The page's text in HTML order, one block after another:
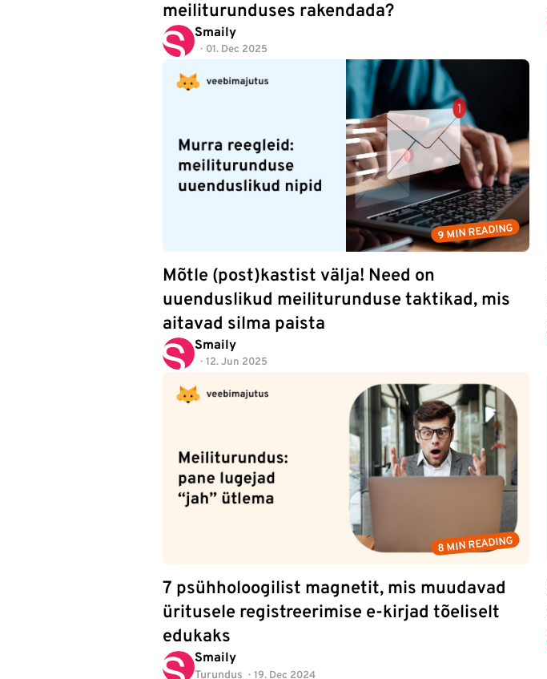
meiliturunduses rakendada?
Smaily
01. Dec 2025
9 MIN READING
Mõtle (post)kastist välja! Need on
uuenduslikud meiliturunduse taktikad, mis
aitavad silma paista
Smaily
12. Jun 2025
8 MIN READING
7 psühholoogilist magnetit, mis muudavad
üritusele registreerimise e-kirjad tõeliselt
edukaks
Smaily
Turundus 19. Dec 2024